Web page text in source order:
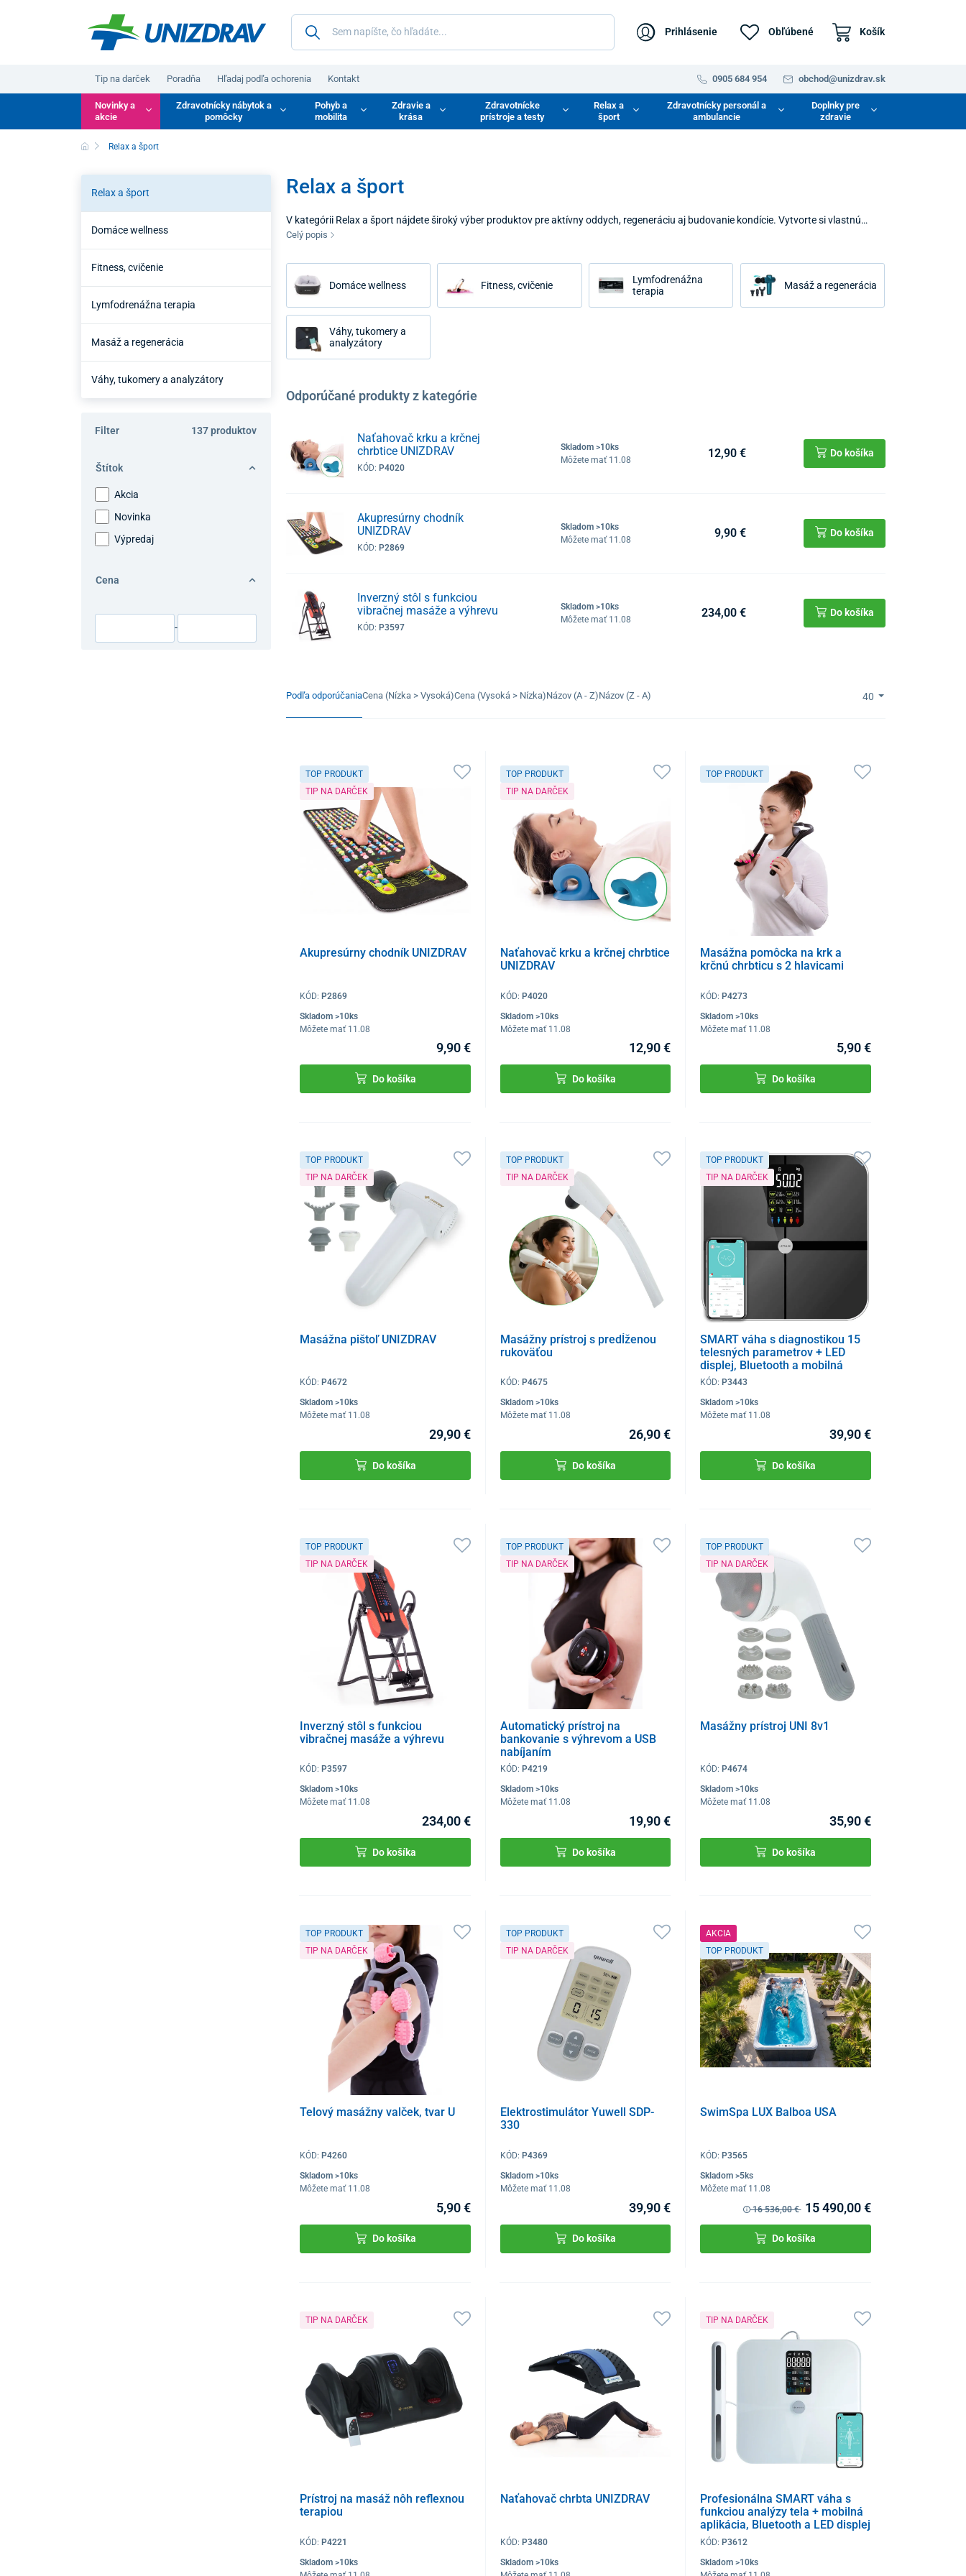
Prihlásenie Obľúbené Košík
Tip na darček Poradňa Hľadaj podľa ochorenia Kontakt 0905 684 954 obchod@unizdrav.sk
Novinky a
akcie
Zdravotnícky nábytok a
pomôcky
Pohyb a
mobilita
Zdravie a
krása
Zdravotnícke
prístroje a testy
Relax a
šport
Zdravotnícky personál a
ambulancie
Doplnky pre
zdravie
Relax a šport
Relax a šport
Domáce wellness
Fitness, cvičenie
Lymfodrenážna terapia
Masáž a regenerácia
Váhy, tukomery a analyzátory
Filter 137 produktov
Štítok
Akcia
Novinka
Výpredaj
Cena
-
Relax a šport
V kategórii Relax a šport nájdete široký výber produktov pre aktívny oddych, regeneráciu aj budovanie kondície. Vytvorte si vlastnú
wellness zónu alebo domáce fitness prostredie, kde môžete pravidelne cvičiť, uvoľniť napätie a načerpať novú energiu. Objavte riešenia,
Celý popis
Domáce wellness Fitness, cvičenie
Lymfodrenážna
terapia
Masáž a regenerácia
Váhy, tukomery a
analyzátory
Odporúčané produkty z kategórie
Naťahovač krku a krčnej
chrbtice UNIZDRAV
KÓD: P4020
Skladom >10ks
Môžete mať 11.08
12,90 € Do košíka
Akupresúrny chodník
UNIZDRAV
KÓD: P2869
Skladom >10ks
Môžete mať 11.08
9,90 € Do košíka
Inverzný stôl s funkciou
vibračnej masáže a výhrevu
KÓD: P3597
Skladom >10ks
Môžete mať 11.08
234,00 € Do košíka
Podľa odporúčaniaCena (Nízka > Vysoká)Cena (Vysoká > Nízka)Názov (A - Z)Názov (Z - A) 40
TOP PRODUKT
TIP NA DARČEK
Akupresúrny chodník UNIZDRAV
KÓD:P2869
Skladom >10ks
Môžete mať 11.08
9,90 €
Do košíka
TOP PRODUKT
TIP NA DARČEK
Naťahovač krku a krčnej chrbtice
UNIZDRAV
KÓD: P4020
Skladom >10ks
Môžete mať 11.08
12,90 €
Do košíka
TOP PRODUKT
Masážna pomôcka na krk a
krčnú chrbticu s 2 hlavicami
KÓD:P4273
Skladom >10ks
Môžete mať 11.08
5,90 €
Do košíka
TOP PRODUKT
TIP NA DARČEK
Masážna pištoľ UNIZDRAV
KÓD: P4672
Skladom >10ks
Môžete mať 11.08
29,90 €
Do košíka
TOP PRODUKT
TIP NA DARČEK
Masážny prístroj s predĺženou
rukoväťou
KÓD: P4675
Skladom >10ks
Môžete mať 11.08
26,90 €
Do košíka
TOP PRODUKT
TIP NA DARČEK
SMART váha s diagnostikou 15
telesných parametrov + LED
displej, Bluetooth a mobilná
aplikácia
KÓD: P3443
Skladom >10ks
Môžete mať 11.08
39,90 €
Do košíka
TOP PRODUKT
TIP NA DARČEK
Inverzný stôl s funkciou
vibračnej masáže a výhrevu
KÓD: P3597
Skladom >10ks
Môžete mať 11.08
234,00 €
Do košíka
TOP PRODUKT
TIP NA DARČEK
Automatický prístroj na
bankovanie s výhrevom a USB
nabíjaním
KÓD: P4219
Skladom >10ks
Môžete mať 11.08
19,90 €
Do košíka
TOP PRODUKT
TIP NA DARČEK
Masážny prístroj UNI 8v1
KÓD: P4674
Skladom >10ks
Môžete mať 11.08
35,90 €
Do košíka
TOP PRODUKT
TIP NA DARČEK
Telový masážny valček, tvar U
KÓD: P4260
Skladom >10ks
Môžete mať 11.08
5,90 €
Do košíka
TOP PRODUKT
TIP NA DARČEK
Elektrostimulátor Yuwell SDP-
330
KÓD: P4369
Skladom >10ks
Môžete mať 11.08
39,90 €
Do košíka
AKCIA
TOP PRODUKT
SwimSpa LUX Balboa USA
KÓD: P3565
Skladom >5ks
Môžete mať 11.08
16 536,00 € 15 490,00 €
Do košíka
TIP NA DARČEK
Prístroj na masáž nôh reflexnou
terapiou
KÓD:P4221
Skladom >10ks
Naťahovač chrbta UNIZDRAV
KÓD: P3480
Skladom >10ks
TIP NA DARČEK
Profesionálna SMART váha s
funkciou analýzy tela + mobilná
aplikácia, Bluetooth a LED displej
KÓD:P3612
Skladom >10ks